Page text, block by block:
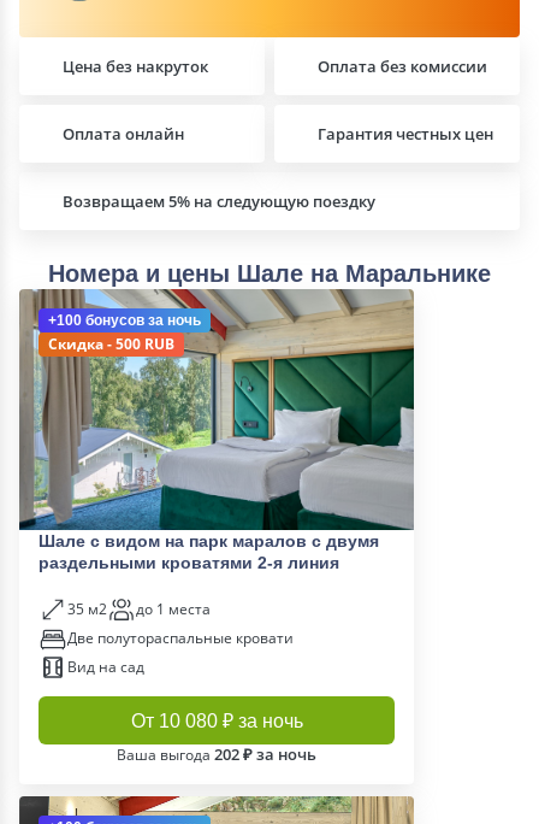
Цена без накруток Оплата без комиссии
Возвращаем 5% на следующую поездку
Оплата онлайн Гарантия честных цен
Номера и цены Шале на Маральнике
+100 бонусов за ночь
Скидка - 500 RUB
Шале c видом на парк маралов с двумя
раздельными кроватями 2-я линия
35 м2
до 1 места
Две полутораспальные кровати
Вид на сад
От 10 080 ₽ за ночь
Ваша выгода 202 ₽ за ночь